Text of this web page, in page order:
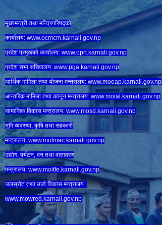
मुख्यमन्त्री तथा मन्त्रिपरिषद्को
कार्यालय: www.ocmcm.karnali.gov.np
प्रदेश प्रमुखको कार्यालय: www.oph.karnali.gov.np
प्रदेश सभा सचिवालय: www.pga.karnali.gov.np
आर्थिक मामिला तथा योजना मन्त्रालय: www.moeap.karnali.gov.np
आन्तरिक मामिला तथा कानून मन्त्रालय: www.moial.karnali.gov.np
सामाजिक विकास मन्त्रालय: www.mosd.karnali.gov.np
भुमि व्यवस्था, कृषि तथा सहकारी
मन्त्रालय: www.molmac.karnali.gov.np
उद्योग, पर्यटन, वन तथा वातावरण
मन्त्रालय: www.moitfe.karnali.gov.np
जलस्रोत तथा उर्जा विकास मन्त्रालय :
www.mowred.karnali.gov.np